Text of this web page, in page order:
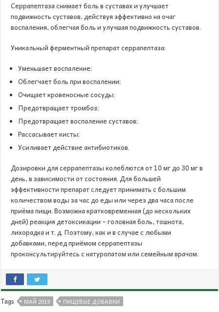
Серрапептаза снимает боль в суставах и улучшает
подвижность суставов, действуя эффективно на очаг
воспаления, облегчая боль и улучшая подвижность суставов.
Уникальный ферментный препарат серрапептаза:
Уменьшает воспаление;
Облегчает боль при воспалении;
Очищает кровеносные сосуды;
Предотвращает тромбоз;
Предотвращает воспаление суставов;
Рассасывает кисты;
Усиливает действие антибиотиков.
Дозировки для серрапептазы колеблются от 10 мг до 30 мг в
день, в зависимости от состояния. Для большей
эффективности препарат следует принимать с большим
количеством воды за час до еды или через два часа после
приёма пищи. Возможна кратковременная (до нескольких
дней) реакция детоксикации – головная боль, тошнота,
лихорадка и т. д. Поэтому, как и в случае с любыми
добавками, перед приёмом серрапептазы
проконсультируйтесь с натуропатом или семейным врачом.
Tags МАЙ 2019 ПИЩЕВЫЕ ДОБАВКИ